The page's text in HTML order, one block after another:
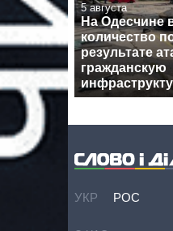
5 августа
На Одесчине
количество
результате
гражданскую
УКР РОС